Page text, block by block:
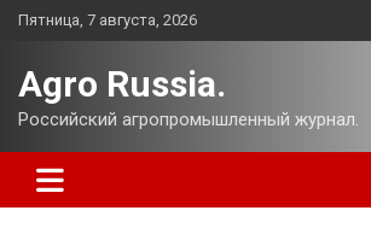
Перейти
Пятница, 7 августа, 2026
Agro Russia.
Российский агропромышленный журнал.